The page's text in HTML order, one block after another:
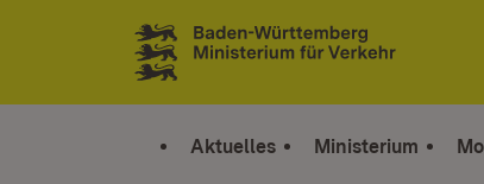
Zum Inhalt springen
Link zur Startseite
Aktuelles Ministerium